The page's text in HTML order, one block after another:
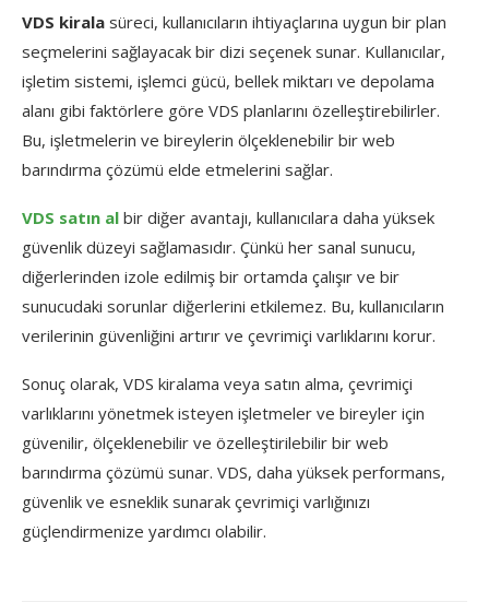
VDS kirala süreci, kullanıcıların ihtiyaçlarına uygun bir plan
seçmelerini sağlayacak bir dizi seçenek sunar. Kullanıcılar,
işletim sistemi, işlemci gücü, bellek miktarı ve depolama
alanı gibi faktörlere göre VDS planlarını özelleştirebilirler.
Bu, işletmelerin ve bireylerin ölçeklenebilir bir web
barındırma çözümü elde etmelerini sağlar.
VDS satın al bir diğer avantajı, kullanıcılara daha yüksek
güvenlik düzeyi sağlamasıdır. Çünkü her sanal sunucu,
diğerlerinden izole edilmiş bir ortamda çalışır ve bir
sunucudaki sorunlar diğerlerini etkilemez. Bu, kullanıcıların
verilerinin güvenliğini artırır ve çevrimiçi varlıklarını korur.
Sonuç olarak, VDS kiralama veya satın alma, çevrimiçi
varlıklarını yönetmek isteyen işletmeler ve bireyler için
güvenilir, ölçeklenebilir ve özelleştirilebilir bir web
barındırma çözümü sunar. VDS, daha yüksek performans,
güvenlik ve esneklik sunarak çevrimiçi varlığınızı
güçlendirmenize yardımcı olabilir.